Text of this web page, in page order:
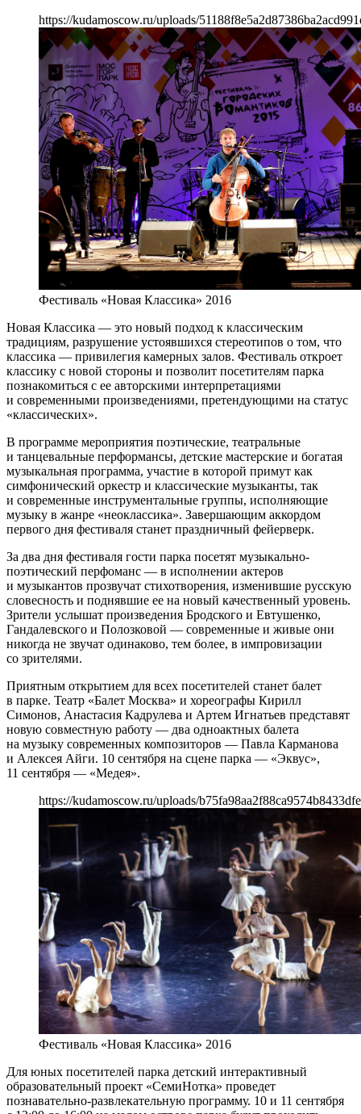
https://kudamoscow.ru/uploads/
Фестиваль «Новая Классика» 2016
Новая Классика — это новый подход к классическим
традициям, разрушение устоявшихся стереотипов о том, что
классика — привилегия камерных залов. Фестиваль откроет
классику с новой стороны и позволит посетителям парка
познакомиться с ее авторскими интерпретациями
и современными произведениями, претендующими на статус
«классических».
В программе мероприятия поэтические, театральные
и танцевальные перформансы, детские мастерские и богатая
музыкальная программа, участие в которой примут как
симфонический оркестр и классические музыканты, так
и современные инструментальные группы, исполняющие
музыку в жанре «неоклассика». Завершающим аккордом
первого дня фестиваля станет праздничный фейерверк.
За два дня фестиваля гости парка посетят музыкально-
поэтический перфоманс — в исполнении актеров
и музыкантов прозвучат стихотворения, изменившие русскую
словесность и поднявшие ее на новый качественный уровень.
Зрители услышат произведения Бродского и Евтушенко,
Гандалевского и Полозковой — современные и живые они
никогда не звучат одинаково, тем более, в импровизации
со зрителями.
Приятным открытием для всех посетителей станет балет
в парке. Театр «Балет Москва» и хореографы Кирилл
Симонов, Анастасия Кадрулева и Артем Игнатьев представят
новую совместную работу — два одноактных балета
на музыку современных композиторов — Павла Карманова
и Алексея Айги. 10 сентября на сцене парка — «Эквус»,
11 сентября — «Медея».
https://kudamoscow.ru/uploads/
Фестиваль «Новая Классика» 2016
Для юных посетителей парка детский интерактивный
образовательный проект «СемиНотка» проведет
познавательно-развлекательную программу. 10 и 11 сентября